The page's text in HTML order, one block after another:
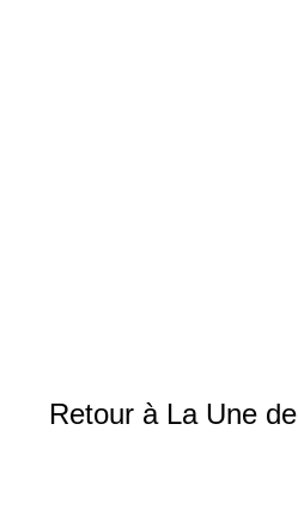
Retour à La Une de